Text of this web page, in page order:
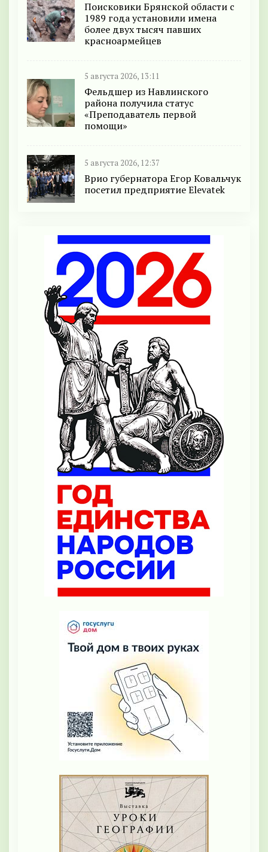
Поисковики Брянской области с
1989 года установили имена
более двух тысяч павших
красноармейцев
5 августа 2026, 13:11
Фельдшер из Навлинского
района получила статус
«Преподаватель первой
помощи»
5 августа 2026, 12:37
Врио губернатора Егор Ковальчук
посетил предприятие Elevatek